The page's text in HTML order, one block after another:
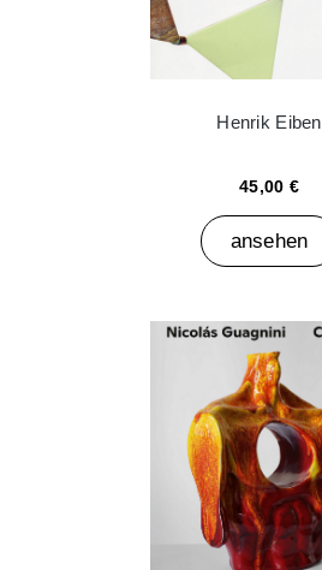
Henrik Eiben
45,00 €
ansehen